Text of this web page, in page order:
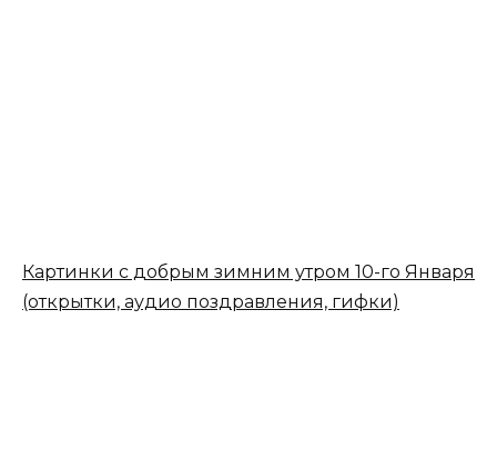
Картинки с добрым зимним утром 10-го Января
(открытки, аудио поздравления, гифки)